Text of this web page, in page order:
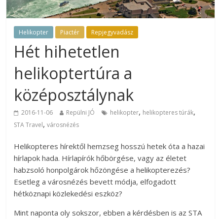
Helikopter Piactér Repjegyvadász
Hét hihetetlen
helikoptertúra a
középosztálynak
2016-11-06 Repülni JÓ helikopter, helikopteres túrák,
STA Travel,városnézés
Helikopteres hírektől hemzseg hosszú hetek óta a hazai
hírlapok hada. Hírlapírók hőbörgése, vagy az életet
habzsoló honpolgárok hőzöngése a helikopterezés?
Esetleg a városnézés bevett módja, elfogadott
hétköznapi közlekedési eszköz?
Mint naponta oly sokszor, ebben a kérdésben is az STA